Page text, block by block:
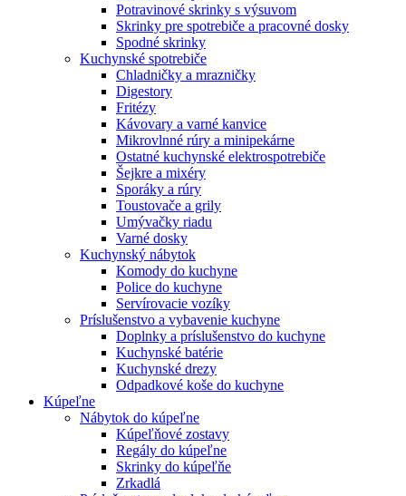
Potravinové skrinky s výsuvom
Skrinky pre spotrebiče a pracovné dosky
Spodné skrinky
Kuchynské spotrebiče
Chladničky a mrazničky
Digestory
Fritézy
Kávovary a varné kanvice
Mikrovlnné rúry a minipekárne
Ostatné kuchynské elektrospotrebiče
Šejkre a mixéry
Sporáky a rúry
Toustovače a grily
Umývačky riadu
Varné dosky
Kuchynský nábytok
Komody do kuchyne
Police do kuchyne
Servírovacie vozíky
Príslušenstvo a vybavenie kuchyne
Doplnky a príslušenstvo do kuchyne
Kuchynské batérie
Kuchynské drezy
Odpadkové koše do kuchyne
Kúpeľne
Nábytok do kúpeľne
Kúpeľňové zostavy
Regály do kúpeľne
Skrinky do kúpeľňe
Zrkadlá